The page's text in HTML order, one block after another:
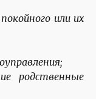
или их
родственные